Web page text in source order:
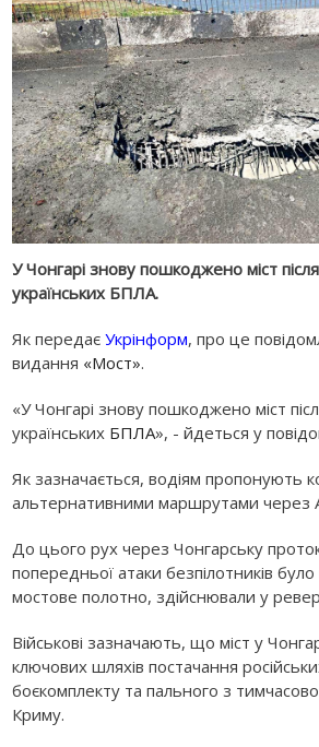
У Чонгарі знову пошкоджено міст після
українських БПЛА.
Як передаєУкрінформ, про це
видання «Мост».
«У Чонгарі знову пошкоджено міст
українських БПЛА», - йдеться у
Як зазначається, водіям пропонують
альтернативними маршрутами через
До цього рух через Чонгарську
попередньої атаки безпілотників
мостове полотно, здійснювали у
Військові зазначають, що міст у
ключових шляхів постачання
боєкомплекту та пального з
Криму.